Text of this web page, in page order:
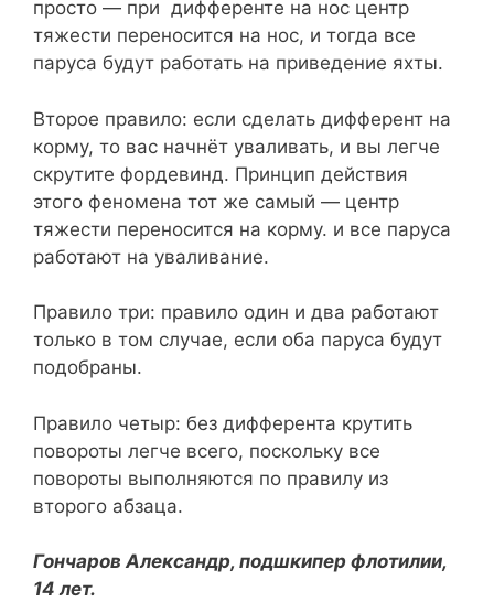
просто — при дифференте на нос центр
тяжести переносится на нос, и тогда все
паруса будут работать на приведение яхты.
Второе правило: если сделать дифферент на
корму, то вас начнёт уваливать, и вы легче
скрутите фордевинд. Принцип действия
этого феномена тот же самый — центр
тяжести переносится на корму. и все паруса
работают на уваливание.
Правило три: правило один и два работают
только в том случае, если оба паруса будут
подобраны.
Правило четыр: без дифферента крутить
повороты легче всего, поскольку все
повороты выполняются по правилу из
второго абзаца.
Гончаров Александр, подшкипер флотилии,
14 лет.